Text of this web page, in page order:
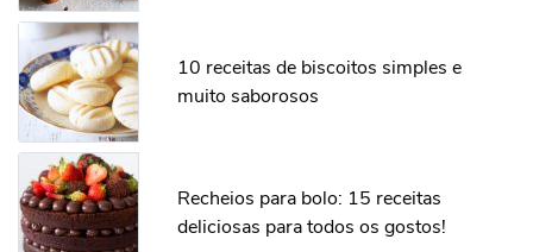
10 receitas de biscoitos simples e
muito saborosos
Recheios para bolo: 15 receitas
deliciosas para todos os gostos!